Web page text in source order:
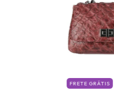
FRETE GRÁTIS